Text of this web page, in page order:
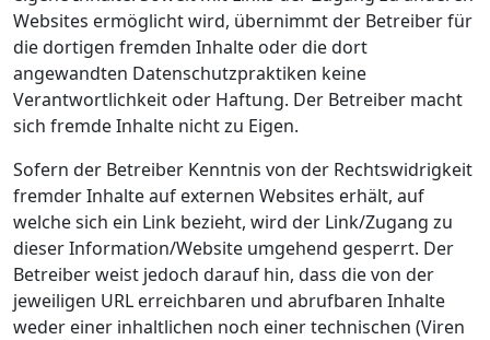
Websites ermöglicht wird, übernimmt der Betreiber für
die dortigen fremden Inhalte oder die dort
angewandten Datenschutzpraktiken keine
Verantwortlichkeit oder Haftung. Der Betreiber macht
sich fremde Inhalte nicht zu Eigen.
Sofern der Betreiber Kenntnis von der Rechtswidrigkeit
fremder Inhalte auf externen Websites erhält, auf
welche sich ein Link bezieht, wird der Link/Zugang zu
dieser Information/Website umgehend gesperrt. Der
Betreiber weist jedoch darauf hin, dass die von der
jeweiligen URL erreichbaren und abrufbaren Inhalte
weder einer inhaltlichen noch einer technischen (Viren